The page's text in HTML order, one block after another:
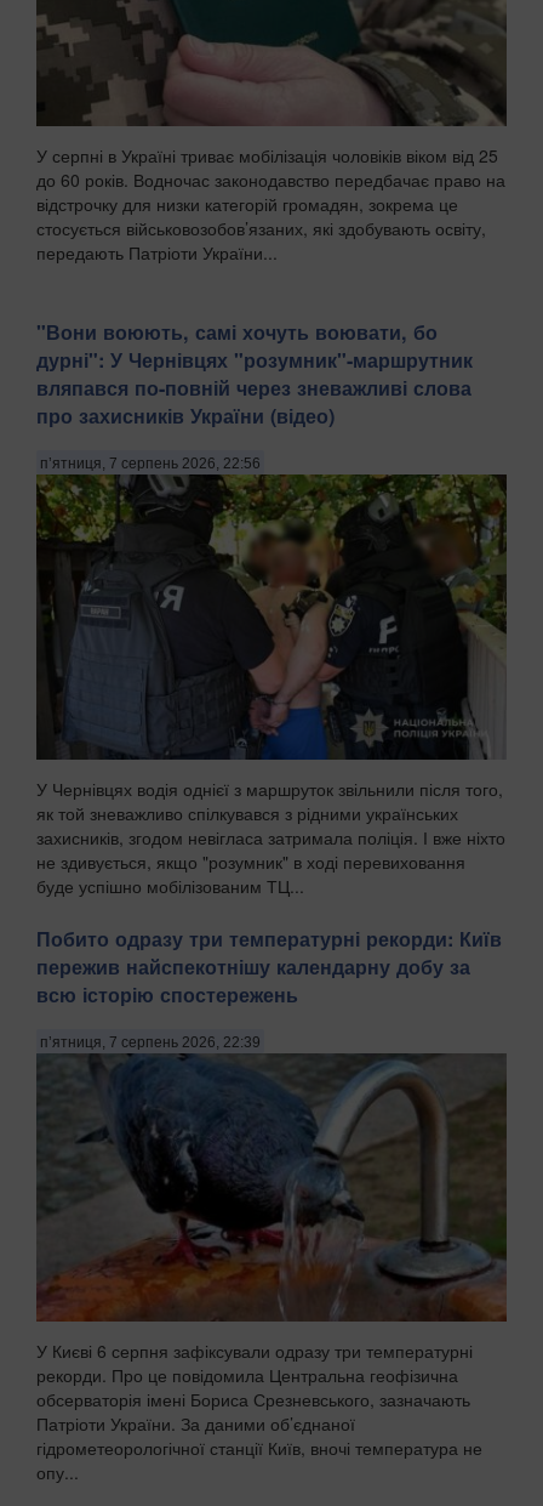
У серпні в Україні триває мобілізація чоловіків віком від 25
до 60 років. Водночас законодавство передбачає право на
відстрочку для низки категорій громадян, зокрема це
стосується військовозобов’язаних, які здобувають освіту,
передають Патріоти України...
​"Вони воюють, самі хочуть воювати, бо
дурні": У Чернівцях "розумник"-маршрутник
вляпався по-повній через зневажливі слова
про захисників України (відео)
п’ятниця, 7 серпень 2026, 22:56
У Чернівцях водія однієї з маршруток звільнили після того,
як той зневажливо спілкувався з рідними українських
захисників, згодом невігласа затримала поліція. І вже ніхто
не здивується, якщо "розумник" в ході перевиховання
буде успішно мобілізованим ТЦ...
Побито одразу три температурні рекорди: Київ
пережив найспекотнішу календарну добу за
всю історію спостережень
п’ятниця, 7 серпень 2026, 22:39
У Києві 6 серпня зафіксували одразу три температурні
рекорди. Про це повідомила Центральна геофізична
обсерваторія імені Бориса Срезневського, зазначають
Патріоти України. За даними об’єднаної
гідрометеорологічної станції Київ, вночі температура не
опу...